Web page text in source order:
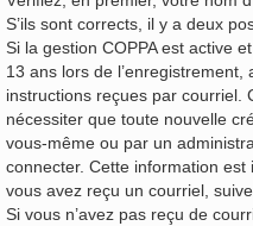
S’ils sont corrects, il y a deux
Si la gestion COPPA est active
13 ans lors de
instructions reçues par courriel.
nécessiter que toute nouvelle
vous-même ou par un
connecter. Cette information est
vous avez reçu un courriel,
Si vous n’avez pas reçu de